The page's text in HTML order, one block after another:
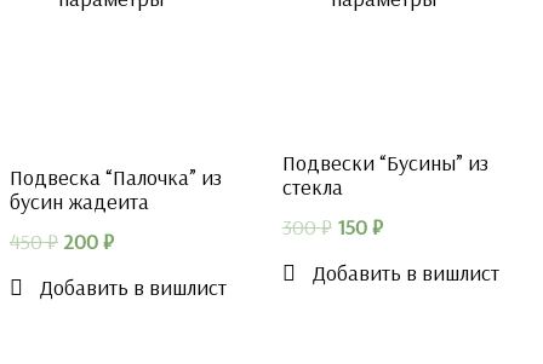
Подвеска “Палочка” из
бусин жадеита
450₽ Первоначальная
цена
200₽Текущая
Добавить в вишлист
Подвески “Бусины” из
стекла
300₽ Первоначальная
цена
150₽Текущая
Добавить в вишлист